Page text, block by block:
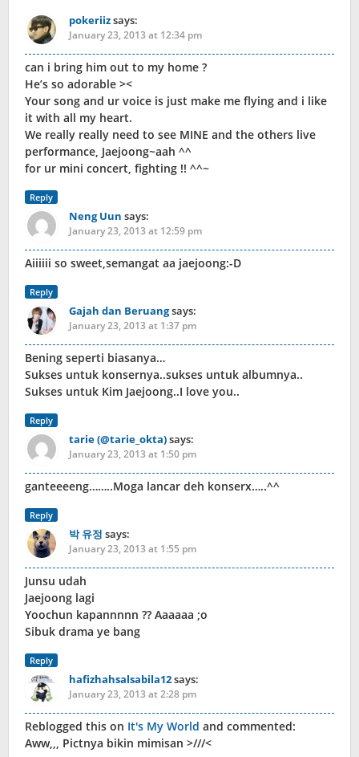
pokeriizsays:
January 23, 2013 at 12:34 pm
can i bring him out to my home ?
He’s so adorable ><
Your song and ur voice is just make me flying and i like
it with all my heart.
We really really need to see MINE and the others live
performance, Jaejoong~aah ^^
for ur mini concert, fighting !! ^^~
Reply
Neng Uun says:
January 23, 2013 at 12:59 pm
Aiiiiii so sweet,semangat aa jaejoong:-D
Reply
Gajah dan Beruangsays:
January 23, 2013 at 1:37 pm
Bening seperti biasanya…
Sukses untuk konsernya..sukses untuk albumnya..
Sukses untuk Kim Jaejoong..I love you..
Reply
tarie (@tarie_okta)says:
January 23, 2013 at 1:50 pm
ganteeeeng……..Moga lancar deh konserx…..^^
Reply
박 유정 says:
January 23, 2013 at 1:55 pm
Junsu udah
Jaejoong lagi
Yoochun kapannnnn ?? Aaaaaa ;o
Sibuk drama ye bang
Reply
hafizhahsalsabila12says:
January 23, 2013 at 2:28 pm
Reblogged this on It's My World and commented:
Aww,,, Pictnya bikin mimisan >///<